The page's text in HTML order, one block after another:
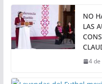
NO
LAS
4